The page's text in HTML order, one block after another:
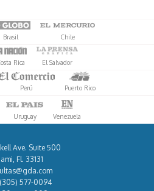
Brasil Chile
Rica El Salvador
Perú Puerto Rico
Uruguay Venezuela
Ave. Suite 500
Fl. 33131
(305) 577-0094